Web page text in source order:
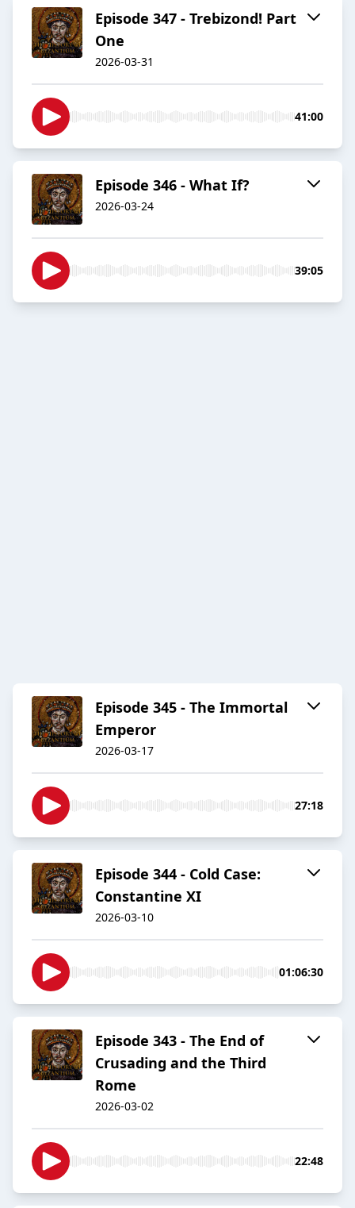
Episode 347 - Trebizond! Part
One
2026-03-31
41:00
Episode 346 - What If?
2026-03-24
39:05
Episode 345 - The Immortal
Emperor
2026-03-17
27:18
Episode 344 - Cold Case:
Constantine XI
2026-03-10
01:06:30
Episode 343 - The End of
Crusading and the Third
Rome
2026-03-02
22:48